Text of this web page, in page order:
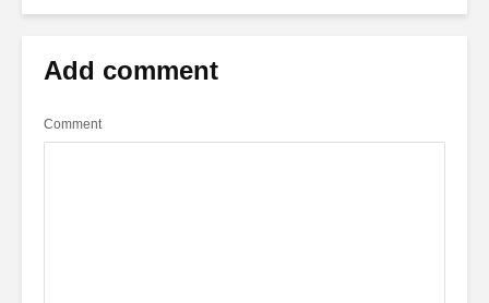
Add comment
Comment